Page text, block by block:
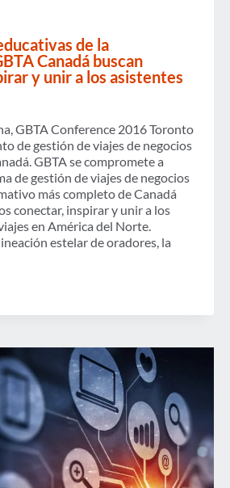
de la
Canadá buscan
y unir a los asistentes
GBTA Conference 2016 Toronto
de gestión de viajes de negocios
GBTA se compromete a
de gestión de viajes de negocios
más completo de Canadá
conectar, inspirar y unir a los
en América del Norte.
estelar de oradores, la